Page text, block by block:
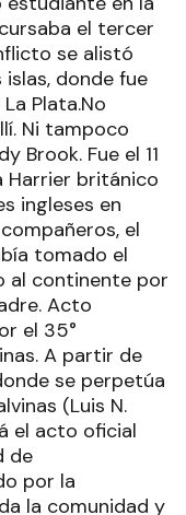
el tercer
se alistó
donde fue
Plata.No
Ni tampoco
Brook. Fue el 11
Harrier británico
ingleses en
el
tomado el
al continente por
Acto
el 35°
A partir de
se perpetúa
(Luis N.
el acto oficial
de
por la
la comunidad y